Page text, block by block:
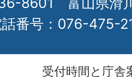
番号：076-475-
受付時間と庁舎